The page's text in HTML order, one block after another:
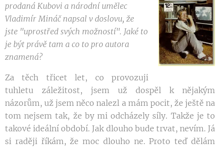
prodaná Kubovi a národní umělec
Vladimír Mináč napsal v doslovu, že
jste "uprostřed svých možností". Jaké to
je být právě tam a co to pro autora
znamená?
Za těch třicet let, co provozuji
tuhletu záležitost, jsem už dospěl k nějakým
názorům, už jsem něco nalezl a mám pocit, že ještě na
tom nejsem tak, že by mi odcházely síly. Takže je to
takové ideální období. Jak dlouho bude trvat, nevím. Já
si raději říkám, že moc dlouho ne. Proto teď dělám